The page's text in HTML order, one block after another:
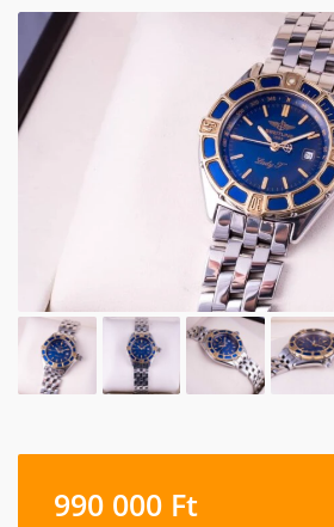
990 000 Ft